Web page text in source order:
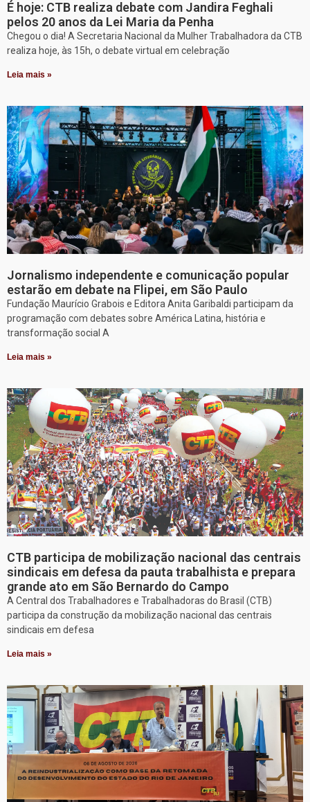
É hoje: CTB realiza debate com Jandira Feghali
pelos 20 anos da Lei Maria da Penha
Chegou o dia! A Secretaria Nacional da Mulher Trabalhadora da CTB
realiza hoje, às 15h, o debate virtual em celebração
Leia mais »
Jornalismo independente e comunicação popular
estarão em debate na Flipei, em São Paulo
Fundação Maurício Grabois e Editora Anita Garibaldi participam da
programação com debates sobre América Latina, história e
transformação social A
Leia mais »
CTB participa de mobilização nacional das centrais
sindicais em defesa da pauta trabalhista e prepara
grande ato em São Bernardo do Campo
A Central dos Trabalhadores e Trabalhadoras do Brasil (CTB)
participa da construção da mobilização nacional das centrais
sindicais em defesa
Leia mais »